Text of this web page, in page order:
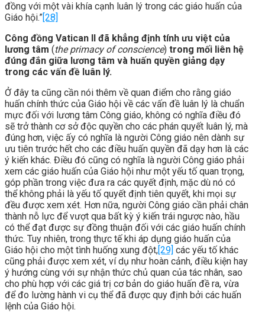
đồng với một vài khía cạnh luân lý trong các giáo huấn của
Giáo hội.” [28]
Công đồng Vatican II đã khẳng định tính ưu việt của
lương tâm (the primacy of conscience) trong mối liên hệ
đúng đắn giữa lương tâm và huấn quyền giảng dạy
trong các vấn đề luân lý.
Ở đây ta cũng cần nói thêm về quan điểm cho rằng giáo
huấn chính thức của Giáo hội về các vấn đề luân lý là chuẩn
mực đối với lương tâm Công giáo, không có nghĩa điều đó
sẽ trở thành cơ sở độc quyền cho các phán quyết luân lý, mà
đúng hơn, việc ấy có nghĩa là người Công giáo nên dành sự
ưu tiên trước hết cho các điều huấn quyền đã dạy hơn là các
ý kiến khác. Điều đó cũng có nghĩa là người Công giáo phải
xem các giáo huấn của Giáo hội như một yếu tố quan trọng,
góp phần trong việc đưa ra các quyết định, mặc dù nó có
thể không phải là yếu tố quyết định tiên quyết, khi mọi sự
đều được xem xét. Hơn nữa, người Công giáo cần phải chân
thành nỗ lực để vượt qua bất kỳ ý kiến trái ngược nào, hầu
có thể đạt được sự đồng thuận đối với các giáo huấn chính
thức. Tuy nhiên, trong thực tế khi áp dụng giáo huấn của
Giáo hội cho một tình huống xung đột, [29] các yếu tố khác
cũng phải được xem xét, ví dụ như hoàn cảnh, điều kiện hay
ý hướng cùng với sự nhận thức chủ quan của tác nhân, sao
cho phù hợp với các giá trị cơ bản do giáo huấn đề ra, vừa
để đo lường hành vi cụ thể đã được quy định bởi các huấn
lệnh của Giáo hội.